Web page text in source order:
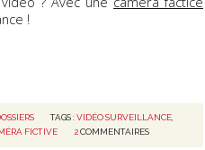
!
TAGS :VIDÉO SURVEILLANCE,
FICTIVE 2 COMMENTAIRES